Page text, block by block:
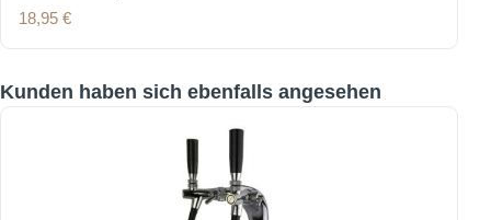
Regulärer Preis:
18,95 €
Produktgalerie überspringen
Kunden haben sich ebenfalls angesehen